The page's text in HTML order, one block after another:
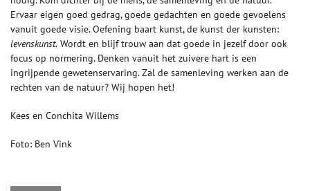
Ervaar eigen goed gedrag, goede gedachten en goede gevoelens
vanuit goede visie. Oefening baart kunst, de kunst der kunsten:
levenskunst. Wordt en blijf trouw aan dat goede in jezelf door ook
focus op normering. Denken vanuit het zuivere hart is een
ingrijpende gewetenservaring. Zal de samenleving werken aan de
rechten van de natuur? Wij hopen het!
Kees en Conchita Willems
Foto: Ben Vink